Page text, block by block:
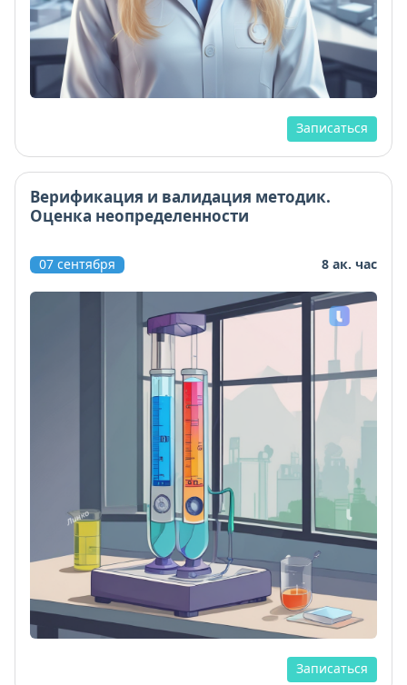
Записаться
Верификация и валидация методик.
Оценка неопределенности
07 сентября 8 ак. час
Записаться